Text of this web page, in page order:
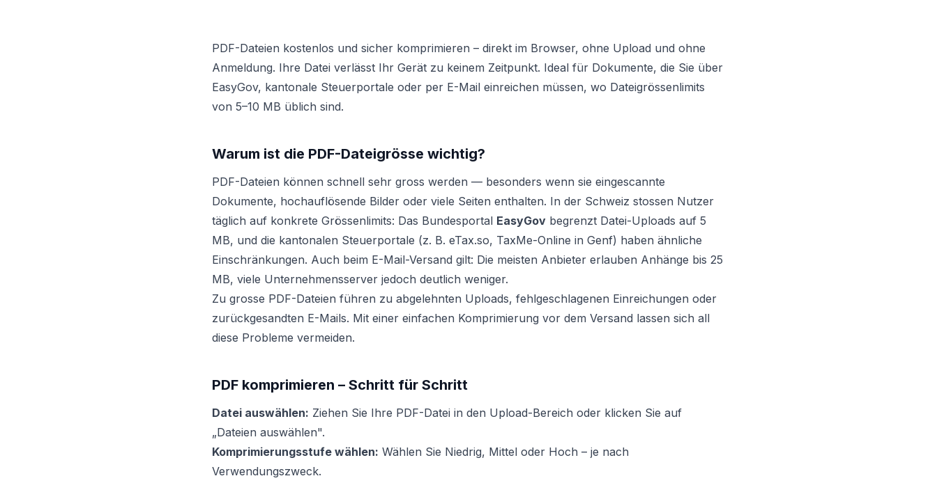
PDF-Dateien kostenlos und sicher komprimieren – direkt im Browser, ohne Upload und ohne
Anmeldung. Ihre Datei verlässt Ihr Gerät zu keinem Zeitpunkt. Ideal für Dokumente, die Sie über
EasyGov, kantonale Steuerportale oder per E-Mail einreichen müssen, wo Dateigrössenlimits
von 5–10 MB üblich sind.
Warum ist die PDF-Dateigrösse wichtig?
PDF-Dateien können schnell sehr gross werden — besonders wenn sie eingescannte
Dokumente, hochauflösende Bilder oder viele Seiten enthalten. In der Schweiz stossen Nutzer
täglich auf konkrete Grössenlimits: Das Bundesportal EasyGov begrenzt Datei-Uploads auf 5
MB, und die kantonalen Steuerportale (z. B. eTax.so, TaxMe-Online in Genf) haben ähnliche
Einschränkungen. Auch beim E-Mail-Versand gilt: Die meisten Anbieter erlauben Anhänge bis 25
MB, viele Unternehmensserver jedoch deutlich weniger.
Zu grosse PDF-Dateien führen zu abgelehnten Uploads, fehlgeschlagenen Einreichungen oder
zurückgesandten E-Mails. Mit einer einfachen Komprimierung vor dem Versand lassen sich all
diese Probleme vermeiden.
PDF komprimieren – Schritt für Schritt
Datei auswählen: Ziehen Sie Ihre PDF-Datei in den Upload-Bereich oder klicken Sie auf
„Dateien auswählen".
Komprimierungsstufe wählen: Wählen Sie Niedrig, Mittel oder Hoch – je nach
Verwendungszweck.